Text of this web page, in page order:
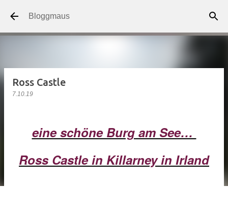
Direkt zum Hauptbereich
Bloggmaus
Ross Castle
7.10.19
eine schöne Burg am See…
Ross Castle in Killarney in Irland